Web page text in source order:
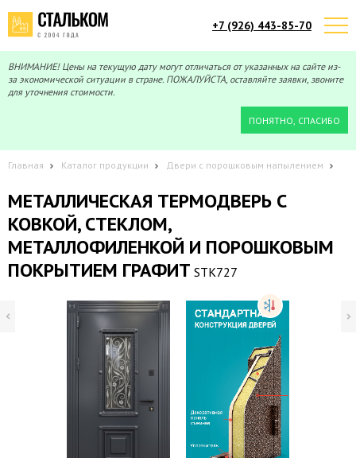
+7 (926) 443-85-70
ВНИМАНИЕ! Цены на текущую дату могут отличаться от указанных на сайте из-
за экономической ситуации в стране. ПОЖАЛУЙСТА, оставляйте заявки, звоните
для уточнения стоимости.
ПОНЯТНО, СПАСИБО
Главная Каталог продукции Двери с порошковым напылением
МЕТАЛЛИЧЕСКАЯ ТЕРМОДВЕРЬ С
КОВКОЙ, СТЕКЛОМ,
МЕТАЛЛОФИЛЕНКОЙ И ПОРОШКОВЫМ
ПОКРЫТИЕМ ГРАФИТ STK727
Telegram
Max